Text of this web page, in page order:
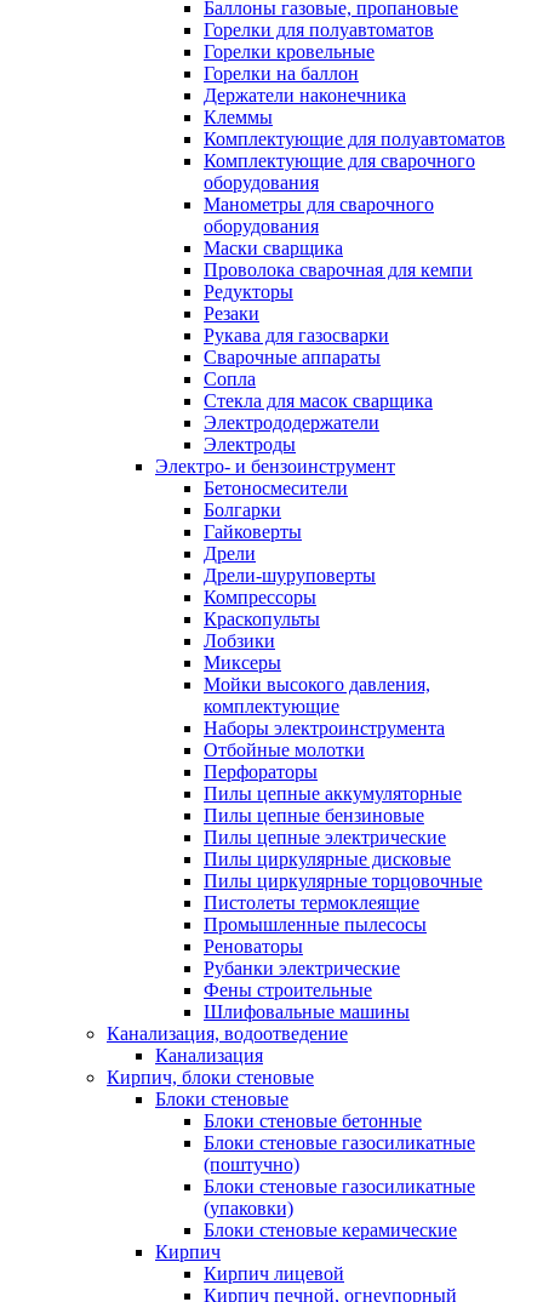
Баллоны газовые, пропановые
Горелки для полуавтоматов
Горелки кровельные
Горелки на баллон
Держатели наконечника
Клеммы
Комплектующие для полуавтоматов
Комплектующие для сварочного
оборудования
Манометры для сварочного
оборудования
Маски сварщика
Проволока сварочная для кемпи
Редукторы
Резаки
Рукава для газосварки
Сварочные аппараты
Сопла
Стекла для масок сварщика
Электрододержатели
Электроды
Электро- и бензоинструмент
Бетоносмесители
Болгарки
Гайковерты
Дрели
Дрели-шуруповерты
Компрессоры
Краскопульты
Лобзики
Миксеры
Мойки высокого давления,
комплектующие
Наборы электроинструмента
Отбойные молотки
Перфораторы
Пилы цепные аккумуляторные
Пилы цепные бензиновые
Пилы цепные электрические
Пилы циркулярные дисковые
Пилы циркулярные торцовочные
Пистолеты термоклеящие
Промышленные пылесосы
Реноваторы
Рубанки электрические
Фены строительные
Шлифовальные машины
Канализация, водоотведение
Канализация
Кирпич, блоки стеновые
Блоки стеновые
Блоки стеновые бетонные
Блоки стеновые газосиликатные
(поштучно)
Блоки стеновые газосиликатные
(упаковки)
Блоки стеновые керамические
Кирпич
Кирпич лицевой
Кирпич печной, огнеупорный